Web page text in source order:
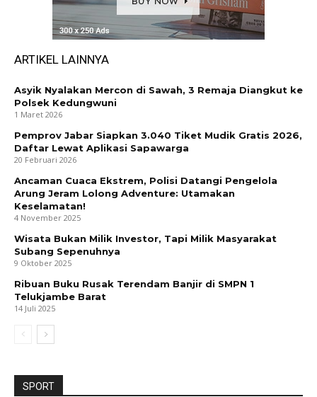
ARTIKEL LAINNYA
Asyik Nyalakan Mercon di Sawah, 3 Remaja Diangkut ke
Polsek Kedungwuni
1 Maret 2026
Pemprov Jabar Siapkan 3.040 Tiket Mudik Gratis 2026,
Daftar Lewat Aplikasi Sapawarga
20 Februari 2026
Ancaman Cuaca Ekstrem, Polisi Datangi Pengelola
Arung Jeram Lolong Adventure: Utamakan
Keselamatan!
4 November 2025
Wisata Bukan Milik Investor, Tapi Milik Masyarakat
Subang Sepenuhnya
9 Oktober 2025
Ribuan Buku Rusak Terendam Banjir di SMPN 1
Telukjambe Barat
14 Juli 2025
SPORT